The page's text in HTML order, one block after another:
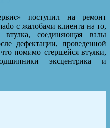
поступил на ремонт
с жалобами клиента на то,
втулка, соединяющая валы
дефектации, проведенной
помимо стершейся втулки,
эксцентрика и